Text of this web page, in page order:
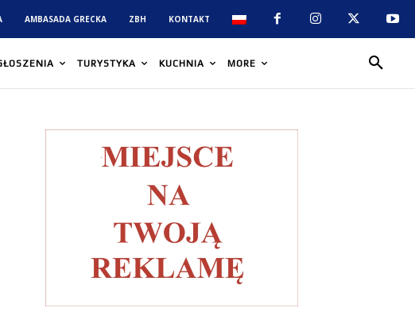
AMBASADA GRECKA ZBH KONTAKT
TURYSTYKA KUCHNIA MORE